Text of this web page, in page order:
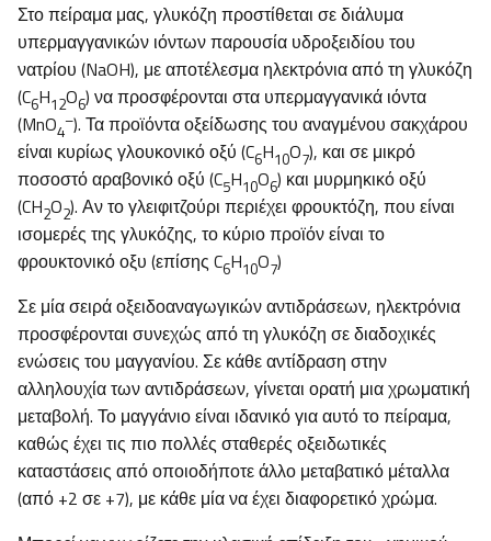
Στο πείραμα μας, γλυκόζη προστίθεται σε διάλυμα
υπερμαγγανικών ιόντων παρουσία υδροξειδίου του
νατρίου (NaOH), με αποτέλεσμα ηλεκτρόνια από τη γλυκόζη
(C6H12O6) να προσφέρονται στα υπερμαγγανικά ιόντα
(MnO4
–). Τα προϊόντα οξείδωσης του αναγμένου σακχάρου
είναι κυρίως γλουκονικό οξύ (C6H10O7), και σε μικρό
ποσοστό αραβονικό οξύ (C5H10O6) και μυρμηκικό οξύ
(CH2O2). Αν το γλειφιτζούρι περιέχει φρουκτόζη, που είναι
ισομερές της γλυκόζης, το κύριο προϊόν είναι το
φρουκτονικό οξυ (επίσης C6H10O7)
Σε μία σειρά οξειδοαναγωγικών αντιδράσεων, ηλεκτρόνια
προσφέρονται συνεχώς από τη γλυκόζη σε διαδοχικές
ενώσεις του μαγγανίου. Σε κάθε αντίδραση στην
αλληλουχία των αντιδράσεων, γίνεται ορατή μια χρωματική
μεταβολή. Το μαγγάνιο είναι ιδανικό για αυτό το πείραμα,
καθώς έχει τις πιο πολλές σταθερές οξειδωτικές
καταστάσεις από οποιοδήποτε άλλο μεταβατικό μέταλλα
(από +2 σε +7), με κάθε μία να έχει διαφορετικό χρώμα.